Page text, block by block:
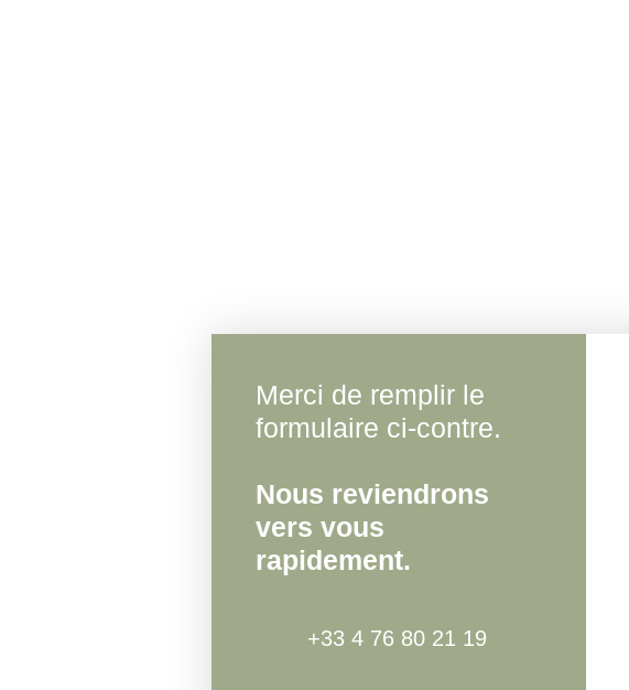
Merci de remplir le
formulaire ci-contre.
Nous reviendrons
vers vous
rapidement.
+33 4 76 80 21 19